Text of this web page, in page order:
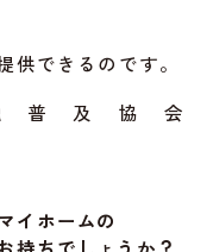
供できるのです。
普及協会
イホームの